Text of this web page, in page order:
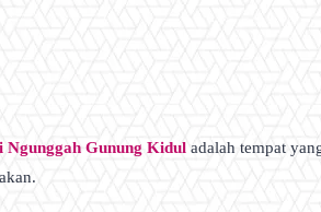
Ngunggah Gunung Kidul adalah tempat